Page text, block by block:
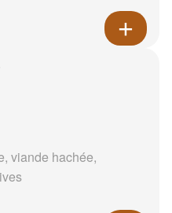
viande hachée,